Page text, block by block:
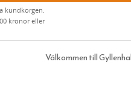
kundkorgen.
kronor eller
Välkommen till